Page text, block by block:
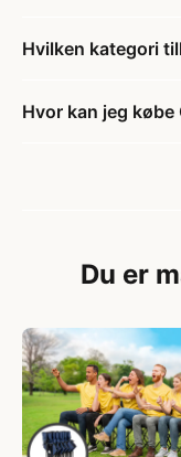
Hvilken kategori
Hvor kan jeg
Du er